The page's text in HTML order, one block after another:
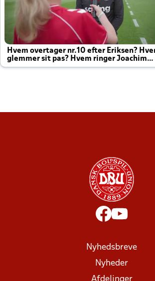
Hvem overtager nr.10 efter Eriksen?
glemmer sit pas? Hvem ringer Joachim
altid til efter kampe?
Nyhedsbreve
Nyheder